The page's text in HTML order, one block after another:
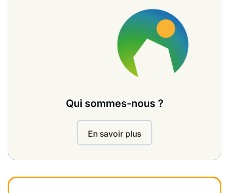
Qui sommes-nous ?
En savoir plus